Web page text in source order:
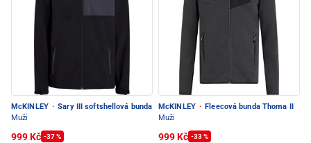
McKINLEY · Sary III softshellová bunda
Muži
999 Kč -37 %
McKINLEY · Fleecová bunda Thoma II
Muži
999 Kč -33 %